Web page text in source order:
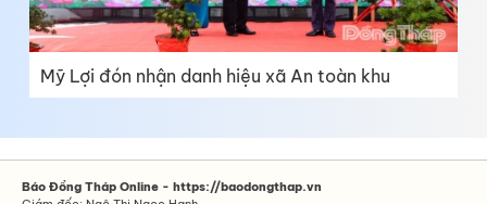
Mỹ Lợi đón nhận danh hiệu xã An toàn khu
Báo Đồng Tháp Online - https://baodongthap.vn